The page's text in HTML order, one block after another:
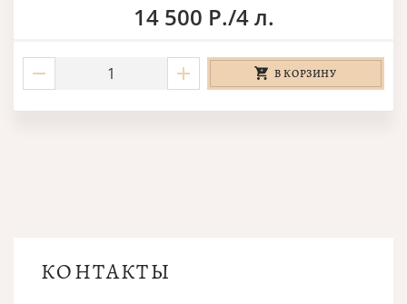
14 500 Р./4 л.
В КОРЗИНУ
КОНТАКТЫ